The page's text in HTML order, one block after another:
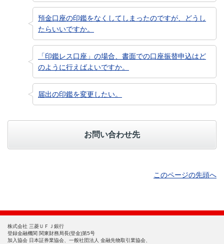
預金口座の印鑑をなくしてしまったのですが、どうし
たらいいですか。
「印鑑レス口座」の場合、書面での口座振替申込はど
のように行えばよいですか。
届出の印鑑を変更したい。
お問い合わせ先
このページの先頭へ
株式会社 三菱ＵＦＪ銀行
登録金融機関 関東財務局長(登金)第5号
加入協会 日本証券業協会、一般社団法人 金融先物取引業協会、